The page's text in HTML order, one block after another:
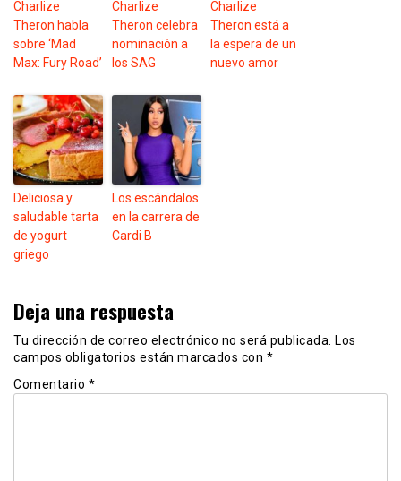
Charlize
Theron habla
sobre ‘Mad
Max: Fury Road’
Charlize
Theron celebra
nominación a
los SAG
Charlize
Theron está a
la espera de un
nuevo amor
Deliciosa y
saludable tarta
de yogurt
griego
Los escándalos
en la carrera de
Cardi B
Deja una respuesta
Tu dirección de correo electrónico no será publicada.
Los
campos obligatorios están marcados con *
Comentario *